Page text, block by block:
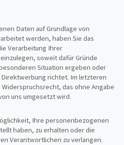
Daten auf Grundlage von
werden, haben Sie das
Verarbeitung Ihrer
soweit dafür Gründe
Situation ergeben oder
richtet. Im letzteren
das ohne Angabe
uns umgesetzt wird.
Ihre personenbezogenen
haben, zu erhalten oder die
Verantwortlichen zu verlangen.